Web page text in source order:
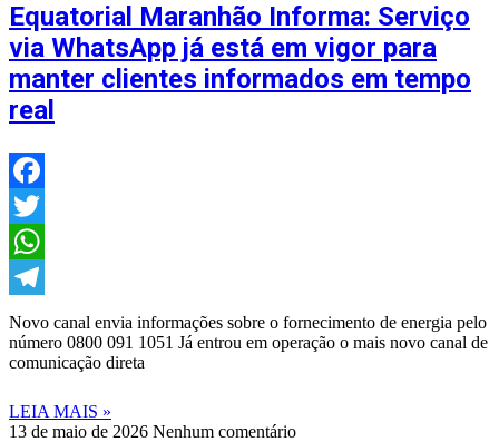
Equatorial Maranhão Informa: Serviço
via WhatsApp já está em vigor para
manter clientes informados em tempo
real
Facebook
Twitter
WhatsApp
Telegram
Novo canal envia informações sobre o fornecimento de energia pelo
número 0800 091 1051 Já entrou em operação o mais novo canal de
comunicação direta
LEIA MAIS »
13 de maio de 2026 Nenhum comentário